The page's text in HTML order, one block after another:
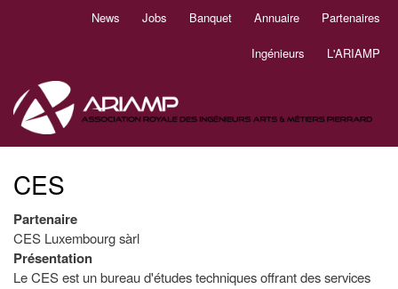
News Jobs Banquet Annuaire Partenaires
Ingénieurs L'ARIAMP
CES
Partenaire
CES Luxembourg sàrl
Présentation
Le CES est un bureau d'études techniques offrant des services